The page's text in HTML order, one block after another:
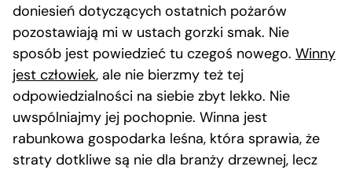
doniesień dotyczących ostatnich pożarów
pozostawiają mi w ustach gorzki smak. Nie
sposób jest powiedzieć tu czegoś nowego. Winny
jest człowiek, ale nie bierzmy też tej
odpowiedzialności na siebie zbyt lekko. Nie
uwspólniajmy jej pochopnie. Winna jest
rabunkowa gospodarka leśna, która sprawia, że
straty dotkliwe są nie dla branży drzewnej, lecz